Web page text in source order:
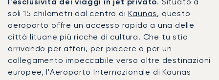
soli 15 chilometri dal centro diKaunas, questo
aeroporto offre un accesso rapido a una delle
città lituane più ricche di cultura. Che tu stia
arrivando per affari, per piacere o per un
collegamento impeccabile verso altre destinazioni
europee, l'Aeroporto Internazionale di Kaunas